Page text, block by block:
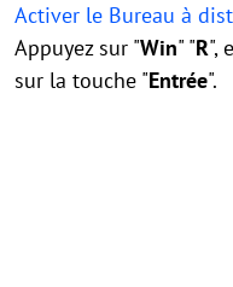
Activer le Bureau à
Appuyez sur "Win" "R",
sur la touche "Entrée".